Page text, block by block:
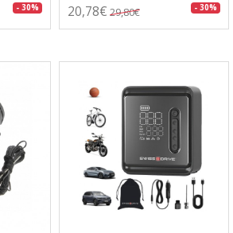
- 30% 20,78€ 29,80€ - 30%